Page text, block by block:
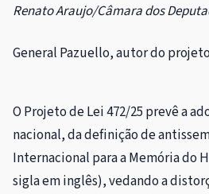
Renato Araujo/Câmara dos
General Pazuello, autor do projeto
O Projeto de Lei 472/25 prevê a
nacional, da definição de
Internacional para a Memória do
sigla em inglês), vedando a